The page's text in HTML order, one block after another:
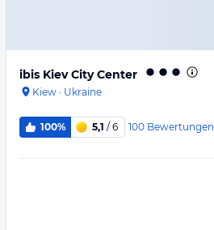
ibis Kiev City Center
Kiew · Ukraine
100% 5,1 / 6 100 Bewertungen